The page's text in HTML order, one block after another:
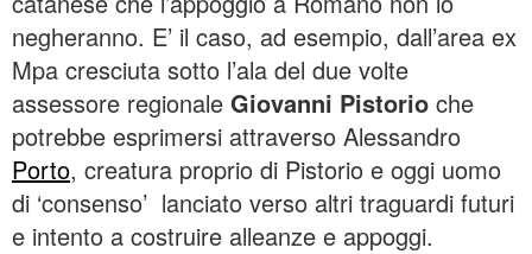
negheranno. E’ il caso, ad esempio, dall’area ex
Mpa cresciuta sotto l’ala del due volte
assessore regionale Giovanni Pistorio che
potrebbe esprimersi attraverso Alessandro
Porto, creatura proprio di Pistorio e oggi uomo
di ‘consenso’ lanciato verso altri traguardi futuri
e intento a costruire alleanze e appoggi.